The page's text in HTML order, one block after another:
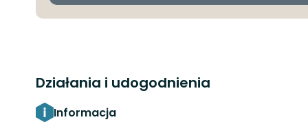
Działania i udogodnienia
Informacja